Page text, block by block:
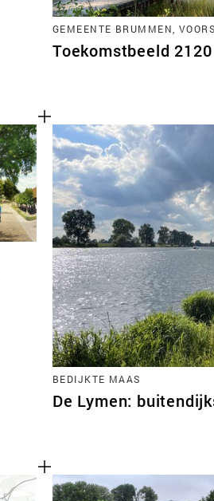
GEMEENTE BRUMMEN,
Toekomstbeeld
BEDIJKTE MAAS
De Lymen: